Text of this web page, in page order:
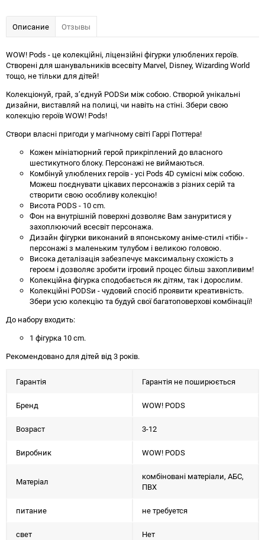
Описание Отзывы
WOW! Pods - це колекційні, ліцензійні фігурки улюблених героїв.
Створені для шанувальників всесвіту Marvel, Disney, Wizarding World
тощо, не тільки для дітей!
Колекціонуй, грай, з’єднуй PODSи між собою. Створюй унікальні
дизайни, виставляй на полиці, чи навіть на стіні. Збери свою
колекцію героїв WOW! Pods!
Створи власні пригоди у магічному світі Гаррі Поттера!
Кожен мініатюрний герой прикріплений до власного
шестикутного блоку. Персонажі не виймаються.
Комбінуй улюблених героїв - усі Pods 4D сумісні між собою.
Можеш поєднувати цікавих персонажів з різних серій та
створити свою особливу колекцію!
Висота PODS - 10 cm.
Фон на внутрішній поверхні дозволяє Вам зануритися у
захоплюючий всесвіт персонажа.
Дизайн фігурки виконаний в японському аніме-стилі «тібі» -
персонажі з маленьким тулубом і великою головою.
Висока деталізація забезпечує максимальну схожість з
героєм і дозволяє зробити ігровий процес більш захопливим!
Колекційна фігурка сподобається як дітям, так і дорослим.
Колекційні PODSи - чудовий спосіб проявити креативність.
Збери усю колекцію та будуй свої багатоповерхові комбінації!
До набору входить:
1 фігурка 10 cm.
Рекомендовано для дітей від 3 років.
Гарантія Гарантія не поширюється
Бренд WOW! PODS
Возраст 3-12
Виробник WOW! PODS
Матеріал
комбіновані матеріали, АБС,
ПВХ
питание не требуется
свет Нет